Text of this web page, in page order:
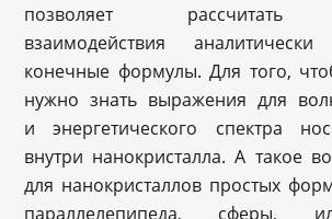
позволяет рассчитать
взаимодействия
конечные формулы. Для того,
нужно знать выражения для
и энергетического спектра
внутри нанокристалла. А такое
для нанокристаллов простых
параллелепипеда, сферы,